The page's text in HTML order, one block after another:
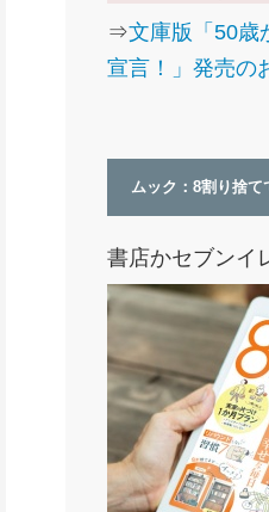
⇒文庫版「50歳
宣言！」発売の
ムック：8割り捨
書店かセブンイ